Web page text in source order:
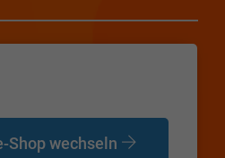
Shop wechseln